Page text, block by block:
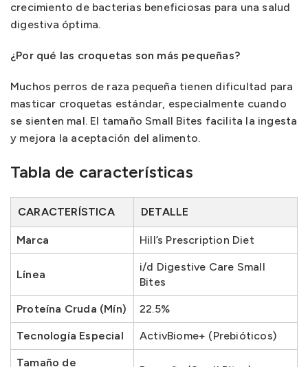
crecimiento de bacterias beneficiosas para una salud
digestiva óptima.
¿Por qué las croquetas son más pequeñas?
Muchos perros de raza pequeña tienen dificultad para
masticar croquetas estándar, especialmente cuando
se sienten mal. El tamaño Small Bites facilita la ingesta
y mejora la aceptación del alimento.
Tabla de características
CARACTERÍSTICA DETALLE
Marca Hill’s Prescription Diet
Línea
i/d Digestive Care Small
Bites
Proteína Cruda (Mín) 22.5%
Tecnología Especial ActivBiome+ (Prebióticos)
Tamaño de